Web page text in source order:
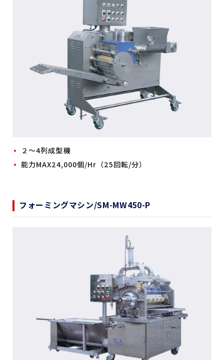
２～4列成型機
能力MAX24,000個/Hr（25回転/分）
フォーミングマシン/SM-MW450-P